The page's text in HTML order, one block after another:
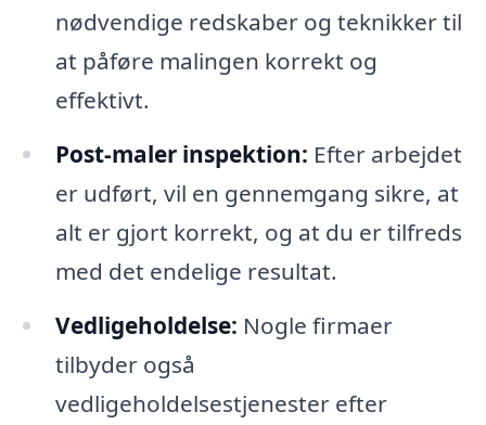
nødvendige redskaber og teknikker til
at påføre malingen korrekt og
effektivt.
Post-maler inspektion: Efter arbejdet
er udført, vil en gennemgang sikre, at
alt er gjort korrekt, og at du er tilfreds
med det endelige resultat.
Vedligeholdelse: Nogle firmaer
tilbyder også
vedligeholdelsestjenester efter